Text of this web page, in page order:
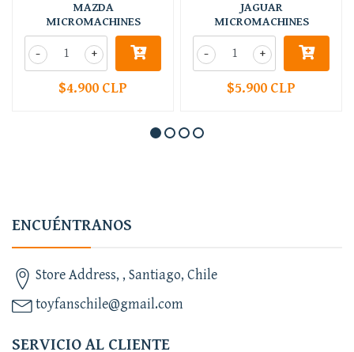
MAZDA
MICROMACHINES
+
-
$4.900 CLP
JAGUAR
MICROMACHINES
+
-
$5.900 CLP
ENCUÉNTRANOS
Store Address, , Santiago, Chile
toyfanschile@gmail.com
SERVICIO AL CLIENTE